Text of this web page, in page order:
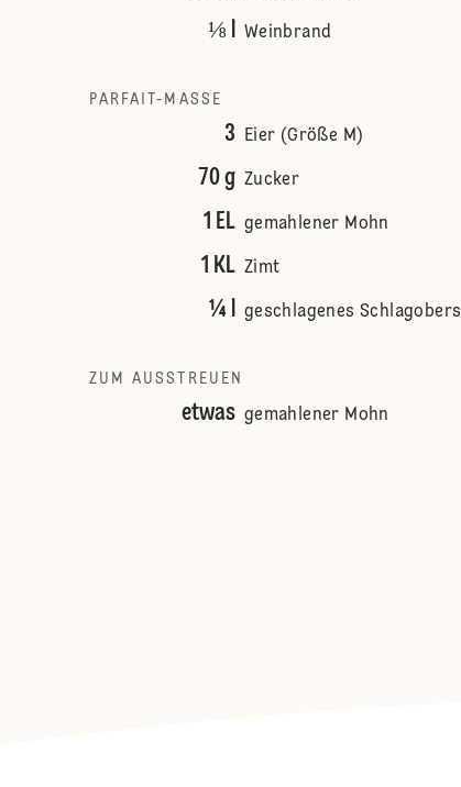
⅛ l Weinbrand
PARFAIT-MASSE
3 Eier (Größe M)
70 g Zucker
1 EL gemahlener Mohn
1 KL Zimt
¼ l geschlagenes Schlagobers
ZUM AUSSTREUEN
etwas gemahlener Mohn